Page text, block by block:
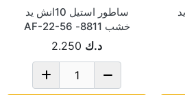
يد
ساطور استيل 10انش يد
خشب 8811- AF-22-56
د.ك 2.250